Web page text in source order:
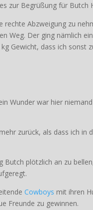
zur Begrüßung für
rechte Abzweigung zu
Weg. Der ging nämlich
Gewicht, dass ich sonst
Wunder war hier
zurück, als dass ich in
Butch plötzlich an zu
Cowboys mit ihren
Freunde zu gewinnen.